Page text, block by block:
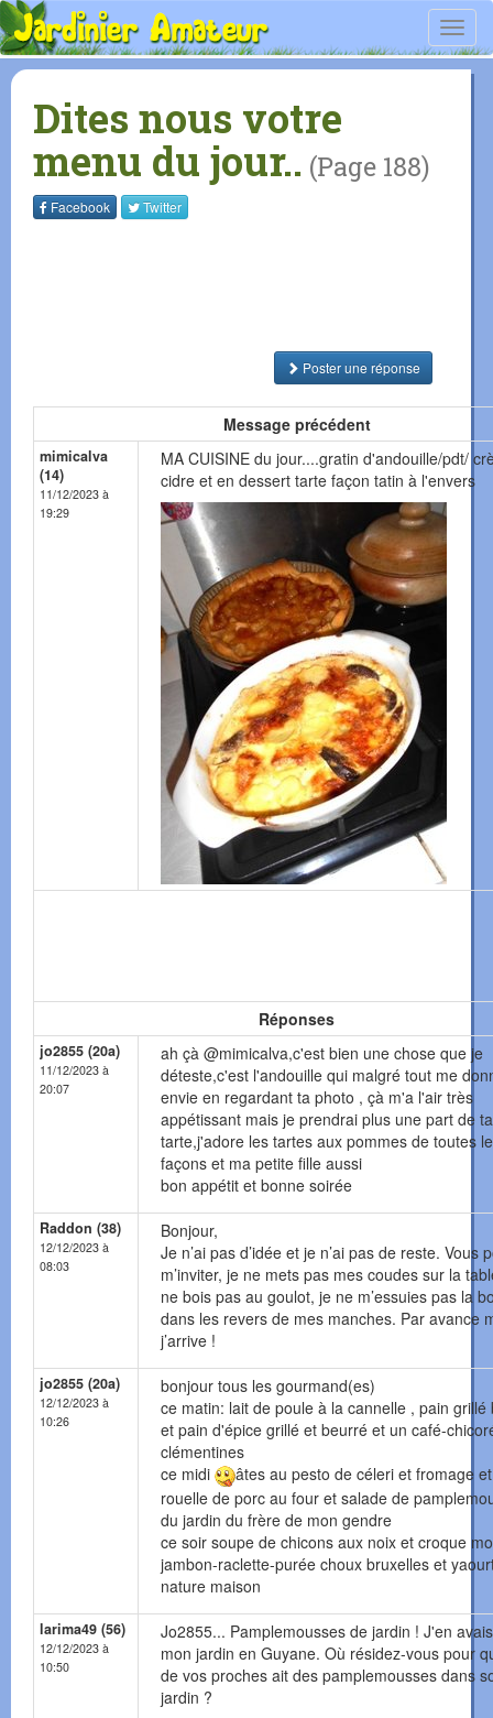
Dites nous votre
menu du jour.. (Page 188)
Facebook Twitter
Poster une réponse
Message précédent
mimicalva
(14)
11/12/2023 à
19:29
MA CUISINE du jour....gratin d'andouille/pdt/
cidre et en dessert tarte façon tatin à l'envers
Réponses
jo2855 (20a)
11/12/2023 à
20:07
ah çà @mimicalva,c'est bien une chose que je
déteste,c'est l'andouille qui malgré tout me
envie en regardant ta photo , çà m'a l'air très
appétissant mais je prendrai plus une part de ta
tarte,j'adore les tartes aux pommes de toutes
façons et ma petite fille aussi
bon appétit et bonne soirée
Raddon (38)
12/12/2023 à
08:03
Bonjour,
Je n’ai pas d’idée et je n’ai pas de reste. Vous
m’inviter, je ne mets pas mes coudes sur la
ne bois pas au goulot, je ne m’essuies pas la
dans les revers de mes manches. Par avance
j’arrive !
jo2855 (20a)
12/12/2023 à
10:26
bonjour tous les gourmand(es)
ce matin: lait de poule à la cannelle , pain grillé
et pain d'épice grillé et beurré et un café-
clémentines
ce midi
âtes au pesto de céleri et fromage et
rouelle de porc au four et salade de
du jardin du frère de mon gendre
ce soir soupe de chicons aux noix et croque
jambon-raclette-purée choux bruxelles et
nature maison
larima49 (56)
12/12/2023 à
10:50
Jo2855... Pamplemousses de jardin ! J'en
mon jardin en Guyane. Où résidez-vous pour
de vos proches ait des pamplemousses dans
jardin ?